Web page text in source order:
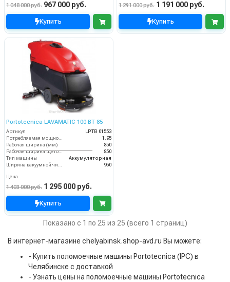
1 048 000 руб. 967 000 руб.
Купить
1 291 000 руб. 1 191 000 руб.
Купить
Portotecnica LAVAMATIC 100 BT 85
Артикул
LPTB 01553
1.95
Рабочая ширина (мм)
850
Рабочая ширина щеток (мм)
850
Тип машины
Аккумуляторная
950
Цена
1 403 000 руб. 1 295 000 руб.
Купить
Показано с 1 по 25 из 25 (всего 1 страниц)
В интернет-магазине chelyabinsk.shop-avd.ru Вы можете:
- Купить поломоечные машины Portotecnica (IPC) в
Челябинске с доставкой
- Узнать цены на поломоечные машины Portotecnica